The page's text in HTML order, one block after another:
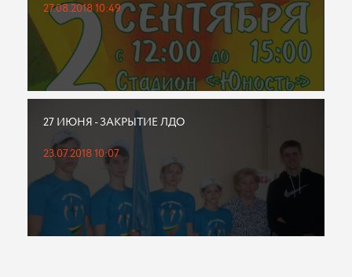
27.08.2018 10:49
27 ИЮНЯ - ЗАКРЫТИЕ ЛДО
23.07.2018 10:07